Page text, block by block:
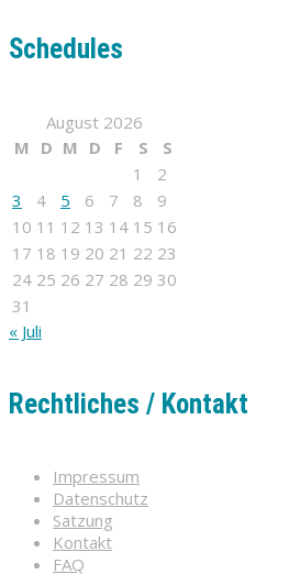
Schedules
August 2026
M D M D F S
S
1
2
3
4 5 6 7 8
9
10 11 12 13 14 15 16
17 18 19 20 21 22 23
24 25 26 27 28 29 30
31
« Juli
Rechtliches / Kontakt
Impressum
Datenschutz
Satzung
Kontakt
FAQ